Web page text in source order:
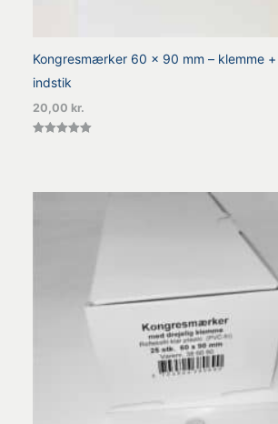
Kongresmærker 60 x 90 mm – klemme +
indstik
20,00 kr.